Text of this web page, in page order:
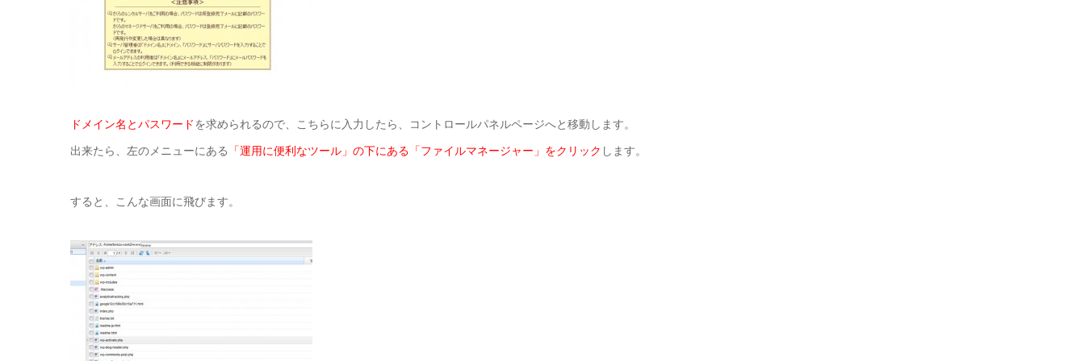
ドメイン名とパスワードを求められるので、こちらに入力したら、コントロールパネルページへと移動します。
出来たら、左のメニューにある 「運用に便利なツール」の下にある「ファイルマネージャー」をクリック します。
すると、こんな画面に飛びます。